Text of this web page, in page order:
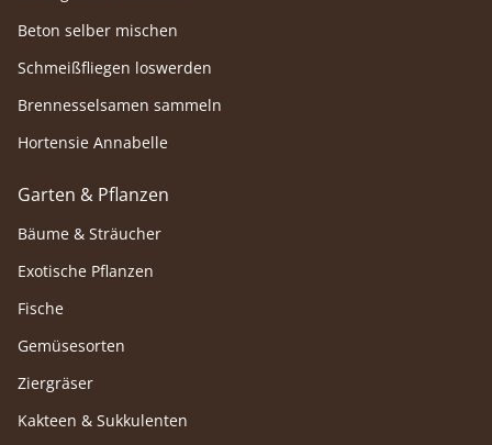
Beton selber mischen
Schmeißfliegen loswerden
Brennesselsamen sammeln
Hortensie Annabelle
Garten & Pflanzen
Bäume & Sträucher
Exotische Pflanzen
Fische
Gemüsesorten
Ziergräser
Kakteen & Sukkulenten